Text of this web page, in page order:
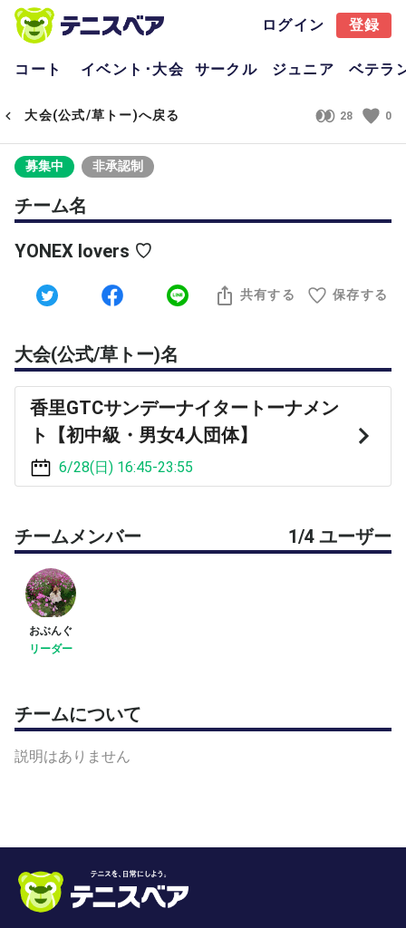
ログイン 登録
コート イベント･大会 サークル ジュニア ベテラ
大会(公式/草トー)へ戻る 28 0
募集中 非承認制
チーム名
YONEX lovers ♡
共有する 保存する
大会(公式/草トー)名
香里GTCサンデーナイタートーナメン
ト【初中級・男女4人団体】
6/28(日) 16:45-23:55
チームメンバー 1/4 ユーザー
おぶんぐ
リーダー
チームについて
説明はありません